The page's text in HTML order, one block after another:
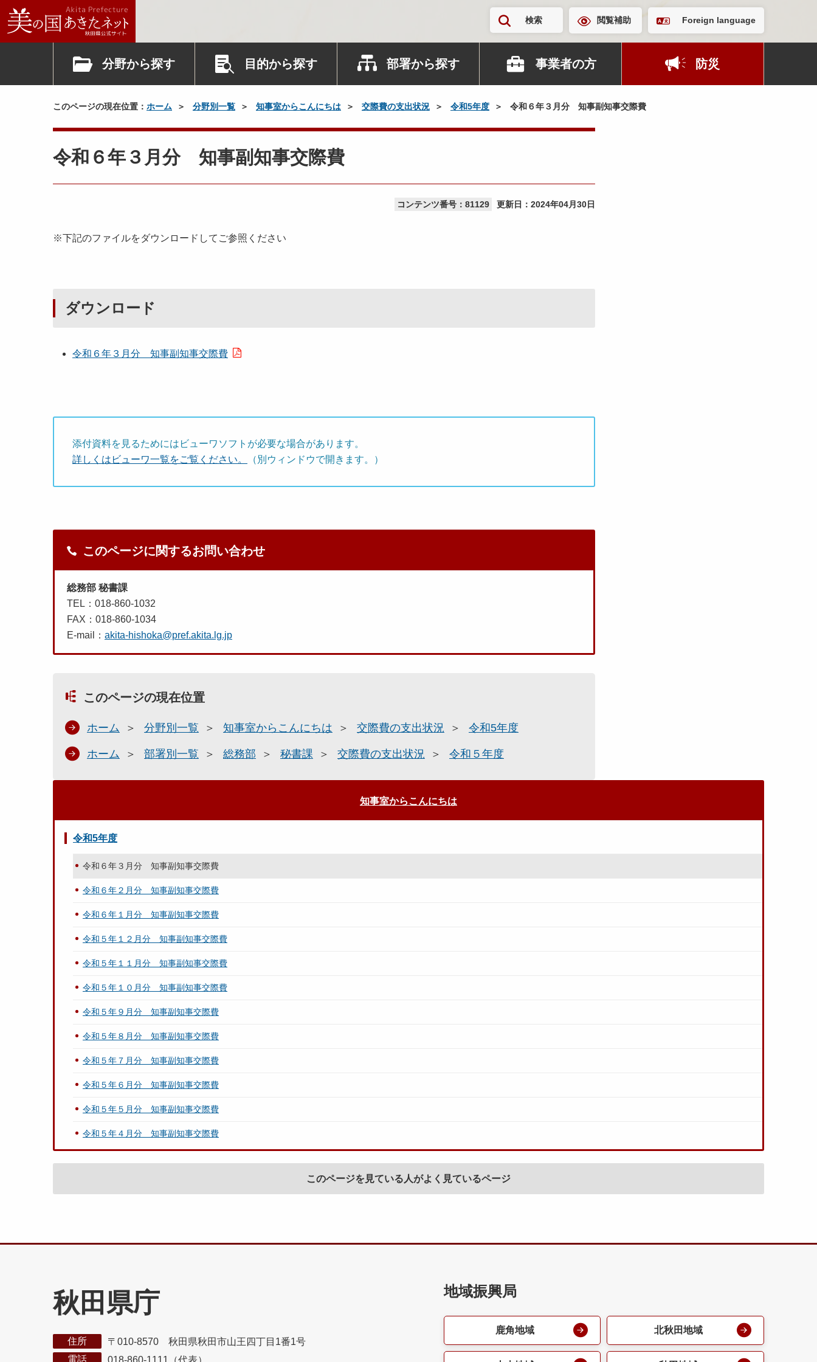
検索 閲覧補助 Foreign language
分野から探す 目的から探す 部署から探す 事業者の方 防災
このページの現在位置： ホーム 分野別一覧 知事室からこんにちは 交際費の支出状況 令和5年度 令和６年３月分 知事副知事交際費
令和６年３月分 知事副知事交際費
コンテンツ番号：81129 更新日： 2024年04月30日
※下記のファイルをダウンロードしてご参照ください
ダウンロード
令和６年３月分 知事副知事交際費
添付資料を見るためにはビューワソフトが必要な場合があります。
詳しくはビューワ一覧をご覧ください。
（別ウィンドウで開きます。）
このページに関するお問い合わせ
総務部 秘書課
TEL：018-860-1032
FAX：018-860-1034
E-mail： akita-hishoka@pref.akita.lg.jp
このページの現在位置
ホーム 分野別一覧 知事室からこんにちは 交際費の支出状況 令和5年度
ホーム 部署別一覧 総務部 秘書課 交際費の支出状況 令和５年度
知事室からこんにちは
令和5年度
令和６年３月分 知事副知事交際費
令和６年２月分 知事副知事交際費
令和６年１月分 知事副知事交際費
令和５年１２月分 知事副知事交際費
令和５年１１月分 知事副知事交際費
令和５年１０月分 知事副知事交際費
令和５年９月分 知事副知事交際費
令和５年８月分 知事副知事交際費
令和５年７月分 知事副知事交際費
令和５年６月分 知事副知事交際費
令和５年５月分 知事副知事交際費
令和５年４月分 知事副知事交際費
このページを見ている人がよく見ているページ
秋田県庁
住所
〒010-8570 秋田県秋田市山王四丁目1番1号
電話
018-860-1111（代表）
地域振興局
鹿角地域 北秋田地域